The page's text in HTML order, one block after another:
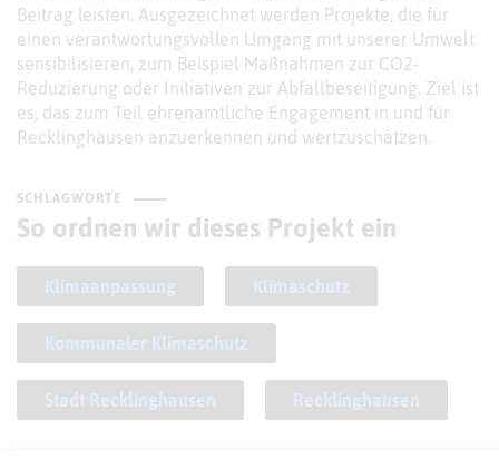
Beitrag leisten. Ausgezeichnet werden Projekte, die für
einen verantwortungsvollen Umgang mit unserer Umwelt
sensibilisieren, zum Beispiel Maßnahmen zur CO2-
Reduzierung oder Initiativen zur Abfallbeseitigung. Ziel ist
es, das zum Teil ehrenamtliche Engagement in und für
Recklinghausen anzuerkennen und wertzuschätzen.
SCHLAGWORTE
So ordnen wir dieses Projekt ein
Klimaanpassung Klimaschutz
Kommunaler Klimaschutz
Stadt Recklinghausen Recklinghausen